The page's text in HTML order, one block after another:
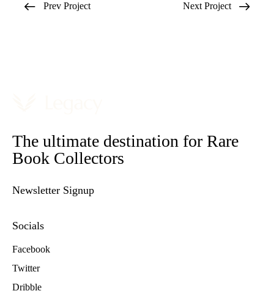
Prev Project Next Project
The ultimate destination for Rare
Book Collectors
Newsletter Signup
Socials
Facebook
Twitter
Dribble